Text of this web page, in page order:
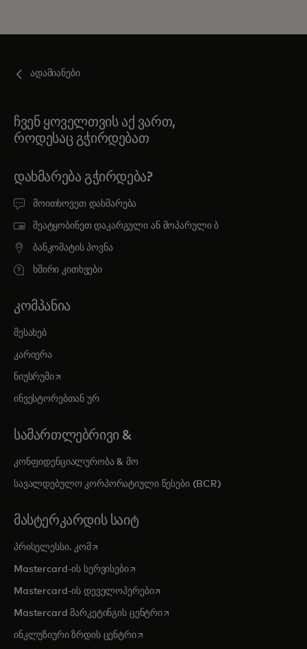
ადამიანები
ჩვენ ყოველთვის აქ ვართ,
როდესაც გჭირდებათ
ᲓᲐᲮᲛᲐᲠᲔᲑᲐ ᲒᲭᲘᲠᲓᲔᲑᲐ?
მოითხოვეთ დახმარება
შეატყობინეთ დაკარგული ან მოპარული ბ
ბანკომატის პოვნა
ხშირი კითხვები
ᲙᲝᲛᲞᲐᲜᲘᲐ
შესახებ
კარიერა
ნიუსრუმიopens in a new tab
ინვესტორებთან ურ
ᲡᲐᲛᲐᲠᲗᲚᲔᲑᲠᲘᲕᲘ &
კონფიდენციალურობა & მო
სავალდებულო კორპორატიული წესები (BCR)
ᲛᲐᲡᲢᲔᲠᲙᲐᲠᲓᲘᲡ ᲡᲐᲘᲢ
პრისელესსი. კომopens in a new tab
Mastercard-ის სერვისებიopens in a new tab
Mastercard-ის დეველოპერებიopens in a new tab
Mastercard მარკეტინგის ცენტრიopens in a new tab
ინკლუზიური ზრდის ცენტრიopens in a new tab